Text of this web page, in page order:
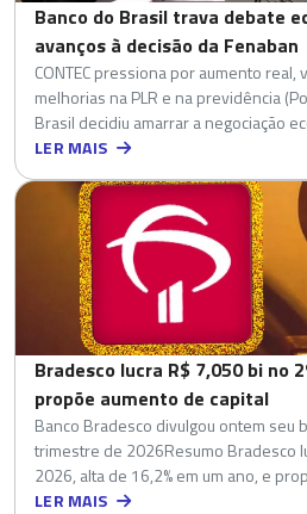
Banco do Brasil trava debate
avanços à decisão da Fenaban
CONTEC pressiona por aumento real,
melhorias na PLR e na previdência
Brasil decidiu amarrar a negociação
LER MAIS
Bradesco lucra R$ 7,050 bi no
propõe aumento de capital
Banco Bradesco divulgou ontem seu
trimestre de 2026Resumo Bradesco
2026, alta de 16,2% em um ano, e
LER MAIS